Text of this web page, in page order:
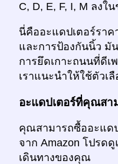
C, D, E, F, I, M ลงใ
นี่คืออะแดปเตอร์รา
และการป้องกันนิ้ว
การยึดเกาะถนนที่ดีเ
เราแนะนำให้ใช้ตัวเ
อะแดปเตอร์ที่คุณสา
คุณสามารถซื้ออะแด
จาก Amazon โปรด
เดินทางของคุณ